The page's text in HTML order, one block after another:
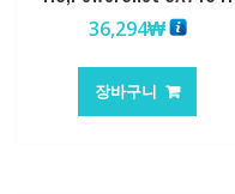
36,294₩
장바구니